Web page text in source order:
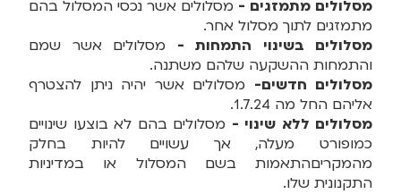
מסלולים מתמזגים - מסלולים אשר נכסי המסלול בהם
מתמזגים לתוך מסלול אחר.
מסלולים בשינוי התמחות - מסלולים אשר שמם
והתמחות ההשקעה שלהם משתנה.
מסלולים חדשים- מסלולים אשר יהיה ניתן להצטרף
אליהם החל מה 1.7.24.
מסלולים ללא שינוי - מסלולים בהם לא בוצעו שינויים
כמופורט מעלה, אך עשויים להיות בחלק
מהמקריםהתאמות בשם המסלול או במדיניות
התקנונית שלו.